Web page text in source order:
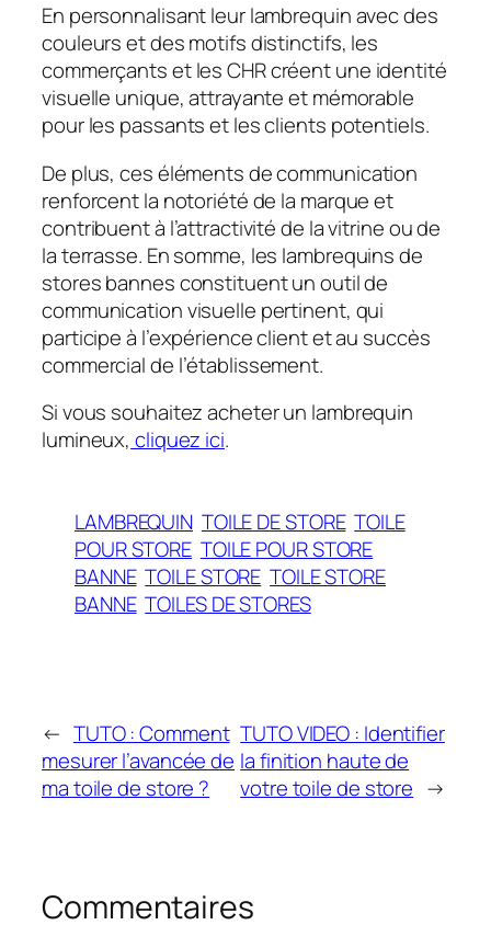
En personnalisant leur lambrequin avec des
couleurs et des motifs distinctifs, les
commerçants et les CHR créent une identité
visuelle unique, attrayante et mémorable
pour les passants et les clients potentiels.
De plus, ces éléments de communication
renforcent la notoriété de la marque et
contribuent à l’attractivité de la vitrine ou de
la terrasse. En somme, les lambrequins de
stores bannes constituent un outil de
communication visuelle pertinent, qui
participe à l’expérience client et au succès
commercial de l’établissement.
Si vous souhaitez acheter un lambrequin
lumineux, cliquez ici.
LAMBREQUIN TOILE DE STORE TOILE
POUR STORE TOILE POUR STORE
BANNE TOILE STORE TOILE STORE
BANNE TOILES DE STORES
← TUTO : Comment
mesurer l’avancée de
ma toile de store ?
TUTO VIDEO : Identifier
la finition haute de
votre toile de store →
Commentaires